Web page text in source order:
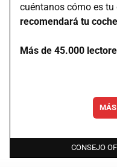
cuéntanos cómo es
recomendará tu
Más de 45.000
CONSEJO